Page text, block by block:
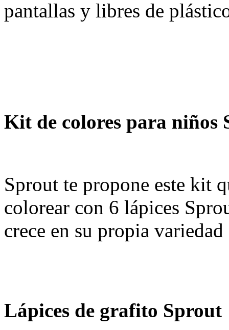
pantallas y libres de
Kit de colores para niños
Sprout te propone este kit
colorear con 6 lápices
crece en su propia
Lápices de grafito Sprout